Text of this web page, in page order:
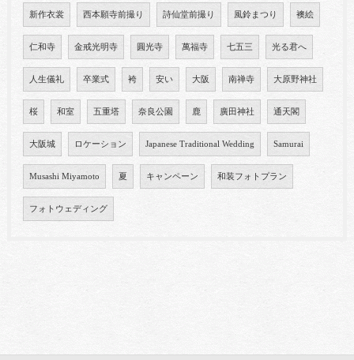
新作衣裳 西本願寺前撮り 詩仙堂前撮り 風鈴まつり 襖絵
仁和寺 金戒光明寺 圓光寺 萬福寺 七五三 光る君へ
人生儀礼 卒業式 袴 安い 大阪 南禅寺 大原野神社
桜 和室 五重塔 奈良公園 鹿 廣田神社 通天閣
大阪城 ロケーション Japanese Traditional Wedding Samurai
Musashi Miyamoto 夏 キャンペーン 和装フォトプラン
フォトウェディング